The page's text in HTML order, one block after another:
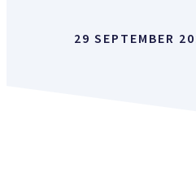
29 SEPTEMBER